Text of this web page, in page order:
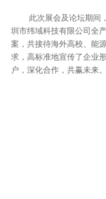
此次展会及论坛期间
圳市纬域科技有限公司全
案，共接待海外高校、能
求，高标准地宣传了企业
户，深化合作，共赢未来。